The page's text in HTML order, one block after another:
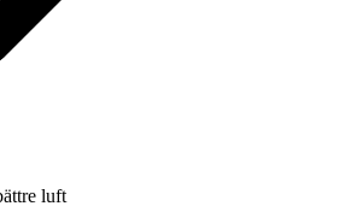
luft